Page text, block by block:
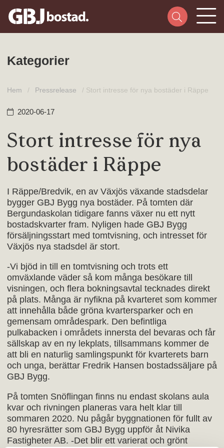
Kategorier
Hem / Pressrelease / Stort intresse för nya bostäder i Räppe
2020-06-17
Stort intresse för nya
bostäder i Räppe
I Räppe/Bredvik, en av Växjös växande stadsdelar
bygger GBJ Bygg nya bostäder. På tomten där
Bergundaskolan tidigare fanns växer nu ett nytt
bostadskvarter fram. Nyligen hade GBJ Bygg
försäljningsstart med tomtvisning, och intresset för
Växjös nya stadsdel är stort.
-Vi bjöd in till en tomtvisning och trots ett
omväxlande väder så kom många besökare till
visningen, och flera bokningsavtal tecknades direkt
på plats. Många är nyfikna på kvarteret som kommer
att innehålla både gröna kvartersparker och en
gemensam områdespark. Den befintliga
pulkabacken i områdets innersta del bevaras och får
sällskap av en ny lekplats, tillsammans kommer de
att bli en naturlig samlingspunkt för kvarterets barn
och unga, berättar Fredrik Hansen bostadssäljare på
GBJ Bygg.
På tomten Snöflingan finns nu endast skolans aula
kvar och rivningen planeras vara helt klar till
sommaren 2020. Nu pågår byggnationen för fullt av
80 hyresrätter som GBJ Bygg uppför åt Nivika
Fastigheter AB. -Det blir ett varierat och grönt